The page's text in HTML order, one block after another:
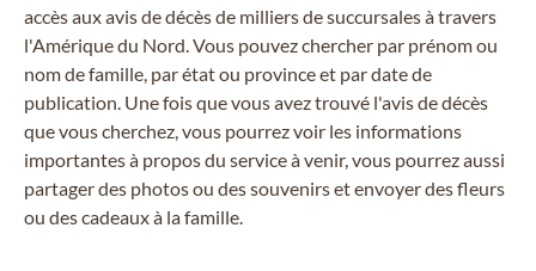
accès aux avis de décès de milliers de succursales à travers
l'Amérique du Nord. Vous pouvez chercher par prénom ou
nom de famille, par état ou province et par date de
publication. Une fois que vous avez trouvé l'avis de décès
que vous cherchez, vous pourrez voir les informations
importantes à propos du service à venir, vous pourrez aussi
partager des photos ou des souvenirs et envoyer des fleurs
ou des cadeaux à la famille.